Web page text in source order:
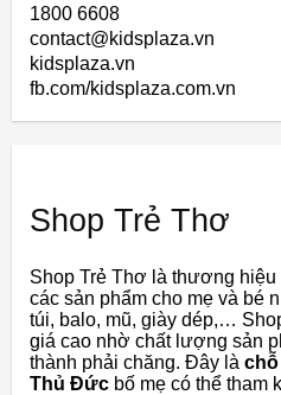
1800 6608
contact@kidsplaza.vn
kidsplaza.vn
fb.com/kidsplaza.com.vn
Shop Trẻ Thơ
Shop Trẻ Thơ là thương
các sản phẩm cho mẹ và bé
túi, balo, mũ, giày dép,…
giá cao nhờ chất lượng sản
thành phải chăng. Đây là chỗ
Thủ Đức bố mẹ có thể tham